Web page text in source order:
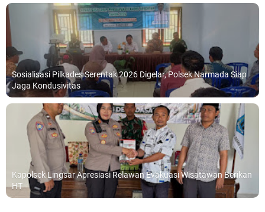
Sosialisasi Pilkades Serentak 2026 Digelar, Polsek Narmada Siap
Jaga Kondusivitas
Kapolsek Lingsar Apresiasi Relawan Evakuasi Wisatawan Berikan
HT